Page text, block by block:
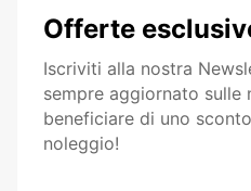
Offerte
Iscriviti alla nostra
sempre aggiornato sulle
beneficiare di uno
noleggio!